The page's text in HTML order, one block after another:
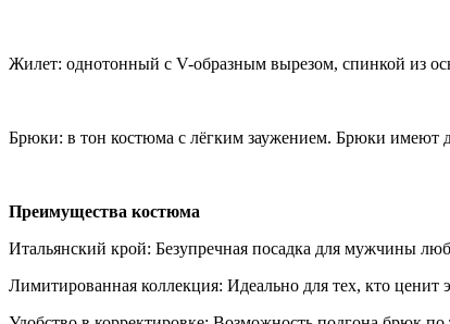
Жилет: однотонный с V-образным вырезом, спинкой из
Брюки: в тон костюма с лёгким заужением. Брюки имеют
Преимущества костюма
Итальянский крой: Безупречная посадка для мужчины
Лимитированная коллекция: Идеально для тех, кто ценит